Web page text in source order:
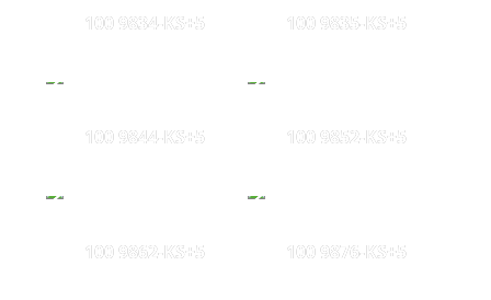
100 9834-KS+5 100 9835-KS+5
100 9844-KS+5 100 9852-KS+5
100 9862-KS+5 100 9876-KS+5